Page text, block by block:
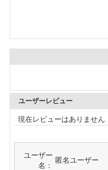
ユーザーレビュー
現在レビューはありません
ユーザー
名：
匿名ユーザー